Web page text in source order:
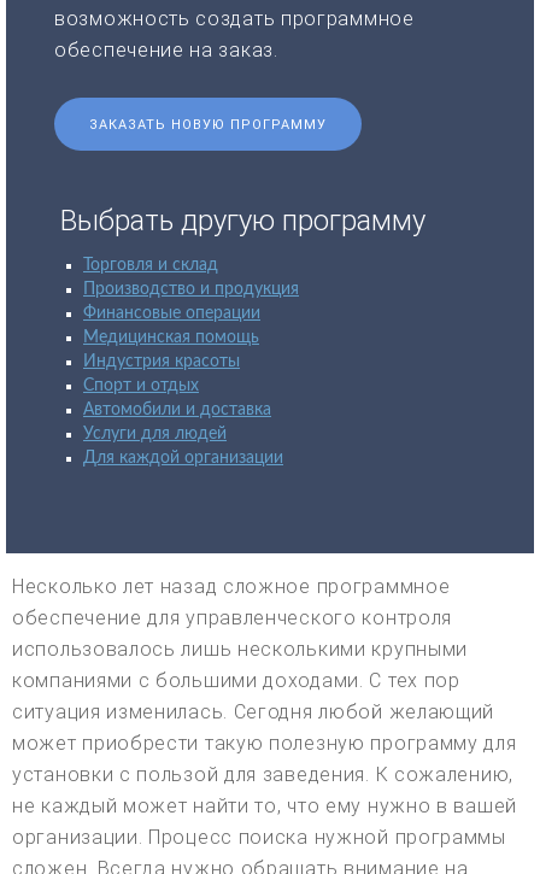
возможность создать программное
обеспечение на заказ.
ЗАКАЗАТЬ НОВУЮ ПРОГРАММУ
Выбрать другую программу
Торговля и склад
Производство и продукция
Финансовые операции
Медицинская помощь
Индустрия красоты
Спорт и отдых
Автомобили и доставка
Услуги для людей
Для каждой организации
Несколько лет назад сложное программное
обеспечение для управленческого контроля
использовалось лишь несколькими крупными
компаниями с большими доходами. С тех пор
ситуация изменилась. Сегодня любой желающий
может приобрести такую полезную программу для
установки с пользой для заведения. К сожалению,
не каждый может найти то, что ему нужно в вашей
организации. Процесс поиска нужной программы
сложен. Всегда нужно обращать внимание на